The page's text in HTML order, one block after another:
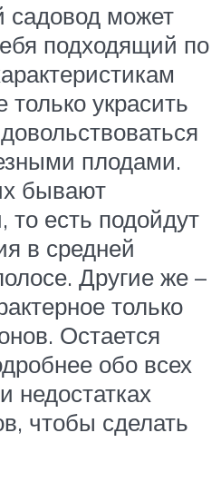
садовод может
подходящий по
украсить
плодами.
бывают
то есть подойдут
в средней
Другие же –
только
Остается
обо всех
недостатках
чтобы сделать